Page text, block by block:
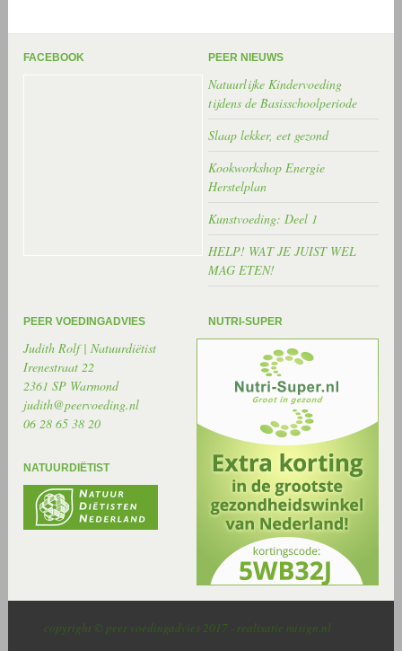
FACEBOOK PEER NIEUWS
Natuurlijke Kindervoeding
tijdens de Basisschoolperiode
Slaap lekker, eet gezond
Kookworkshop Energie
Herstelplan
Kunstvoeding: Deel 1
HELP! WAT JE JUIST WEL
MAG ETEN!
PEER VOEDINGADVIES
Judith Rolf | Natuurdiëtist
Irenestraat 22
2361 SP Warmond
judith@peervoeding.nl
06 28 65 38 20
NATUURDIËTIST
NUTRI-SUPER
copyright © peer voedingadvies 2017 - realisatie misign.nl